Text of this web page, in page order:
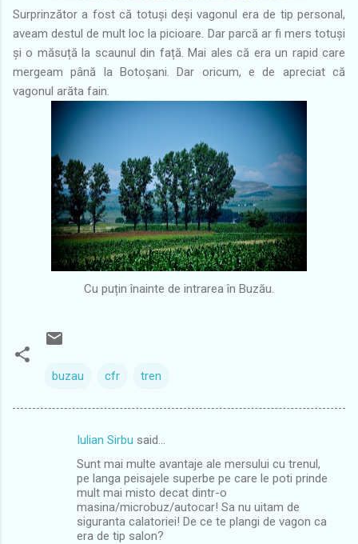
Surprinzător a fost că totuși deși vagonul era de tip personal,
aveam destul de mult loc la picioare. Dar parcă ar fi mers totuși
și o măsuță la scaunul din față. Mai ales că era un rapid care
mergeam până la Botoșani. Dar oricum, e de apreciat că
vagonul arăta fain.
Cu puțin înainte de intrarea în Buzău.
buzau cfr tren
Iulian Sirbu said…
Sunt mai multe avantaje ale mersului cu trenul,
pe langa peisajele superbe pe care le poti prinde
mult mai misto decat dintr-o
masina/microbuz/autocar! Sa nu uitam de
siguranta calatoriei! De ce te plangi de vagon ca
era de tip salon?